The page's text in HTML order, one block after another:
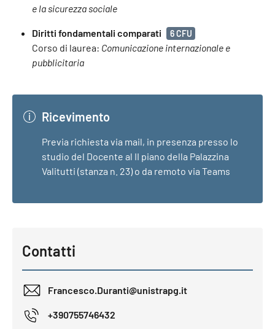
e la sicurezza sociale
Diritti fondamentali comparati 6 CFU
Corso di laurea: Comunicazione internazionale e
pubblicitaria
Ricevimento
Previa richiesta via mail, in presenza presso lo
studio del Docente al II piano della Palazzina
Valitutti (stanza n. 23) o da remoto via Teams
Contatti
Francesco.Duranti@unistrapg.it
+390755746432